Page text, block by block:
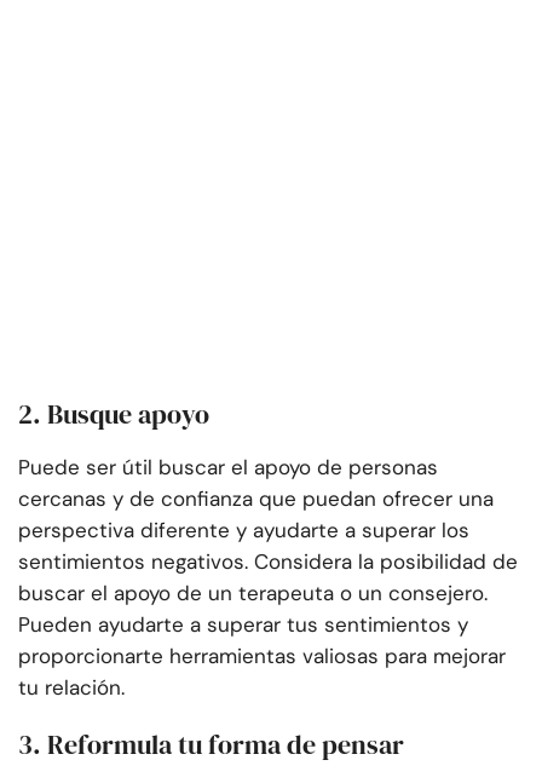
2. Busque apoyo
Puede ser útil buscar el apoyo de personas
cercanas y de confianza que puedan ofrecer una
perspectiva diferente y ayudarte a superar los
sentimientos negativos. Considera la posibilidad de
buscar el apoyo de un terapeuta o un consejero.
Pueden ayudarte a superar tus sentimientos y
proporcionarte herramientas valiosas para mejorar
tu relación.
3. Reformula tu forma de pensar